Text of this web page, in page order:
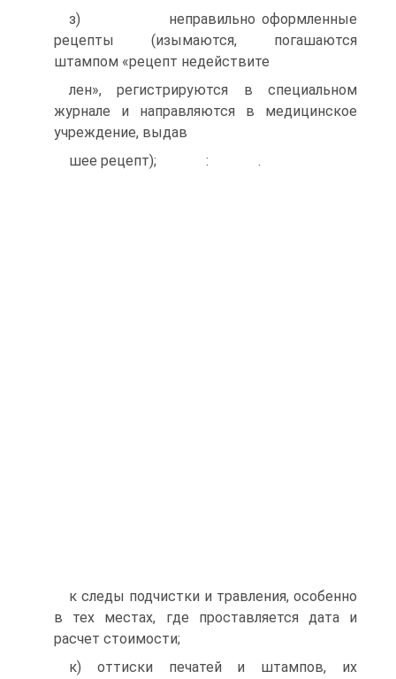
з) неправильно оформленные
рецепты (изымаются, погашаются
штампом «рецепт недействите
лен», регистрируются в специальном
журнале и направляются в медицинское
учреждение, выдав
шее рецепт); : .
к следы подчистки и травления, особенно
в тех местах, где проставляется дата и
расчет стоимости;
к) оттиски печатей и штампов, их